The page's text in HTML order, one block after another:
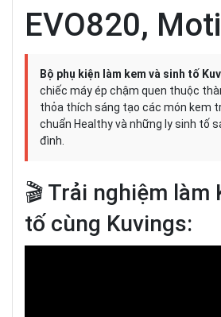
EVO820,
Bộ phụ kiện làm kem và sinh tố
chiếc máy ép chậm quen thuộc
thỏa thích sáng tạo các món kem
chuẩn Healthy và những ly sinh tố
đình.
🎬 Trải nghiệm làm
tố cùng Kuvings: